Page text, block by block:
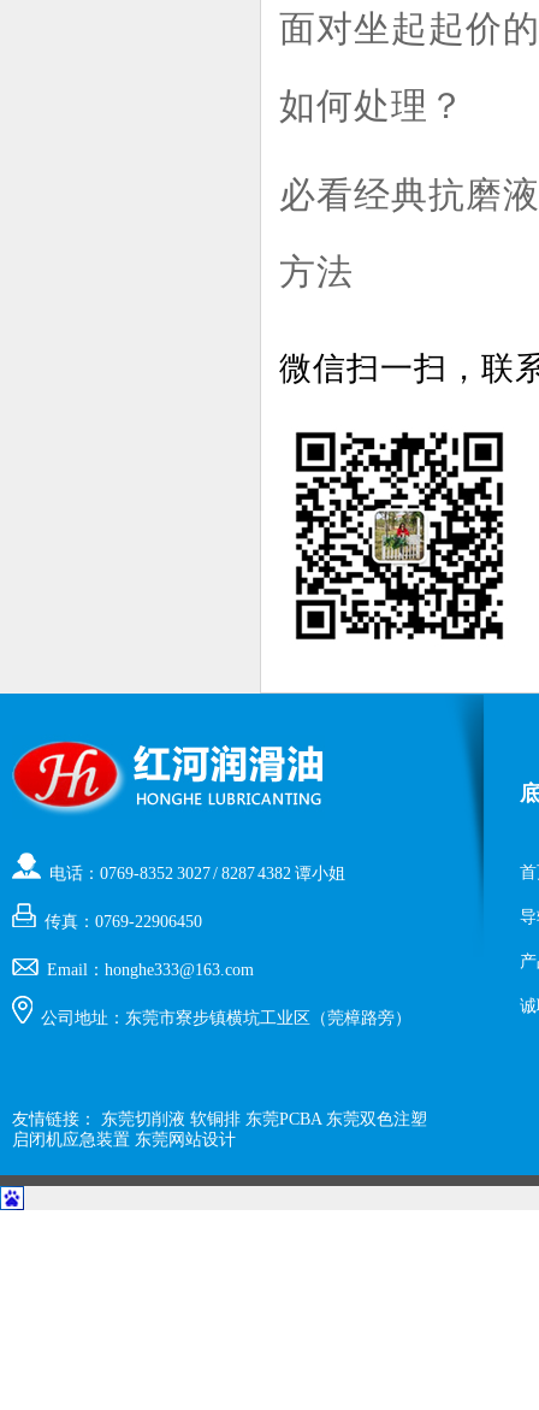
面对坐起起价
如何处理？
必看经典抗磨
方法
微信扫一扫，联
电话：0769-8352 3027 / 8287 4382 谭小姐
传真：0769-22906450
Email：honghe333@163.com
公司地址：东莞市寮步镇横坑工业区（莞樟路旁）
友情链接： 东莞切削液 软铜排 东莞PCBA 东莞双色注塑
启闭机应急装置 东莞网站设计